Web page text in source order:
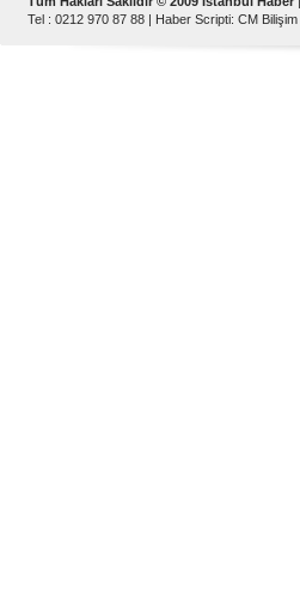
Tel : 0212 970 87 88 | Haber Scripti: CM Bilişim